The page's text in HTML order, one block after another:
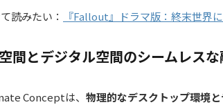
読みたい： 『Fallout』ドラマ版：終末世界
間とデジタル空間のシームレス
Conceptは、 物理的なデスクトップ環境